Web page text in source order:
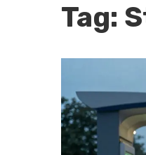
Tag: